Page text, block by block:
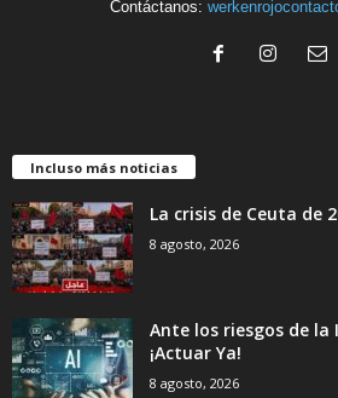
Contáctanos:
Incluso más noticias
La crisis de Ceuta de
8 agosto, 2026
Ante los riesgos de
¡Actuar Ya!
8 agosto, 2026